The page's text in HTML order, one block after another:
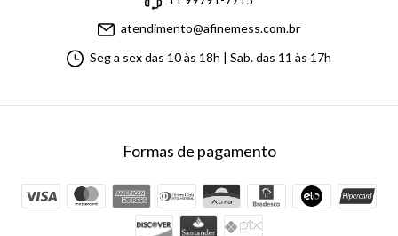
atendimento@afinemess.com.br
Seg a sex das 10 às 18h | Sab. das 11 às 17h
Formas de pagamento